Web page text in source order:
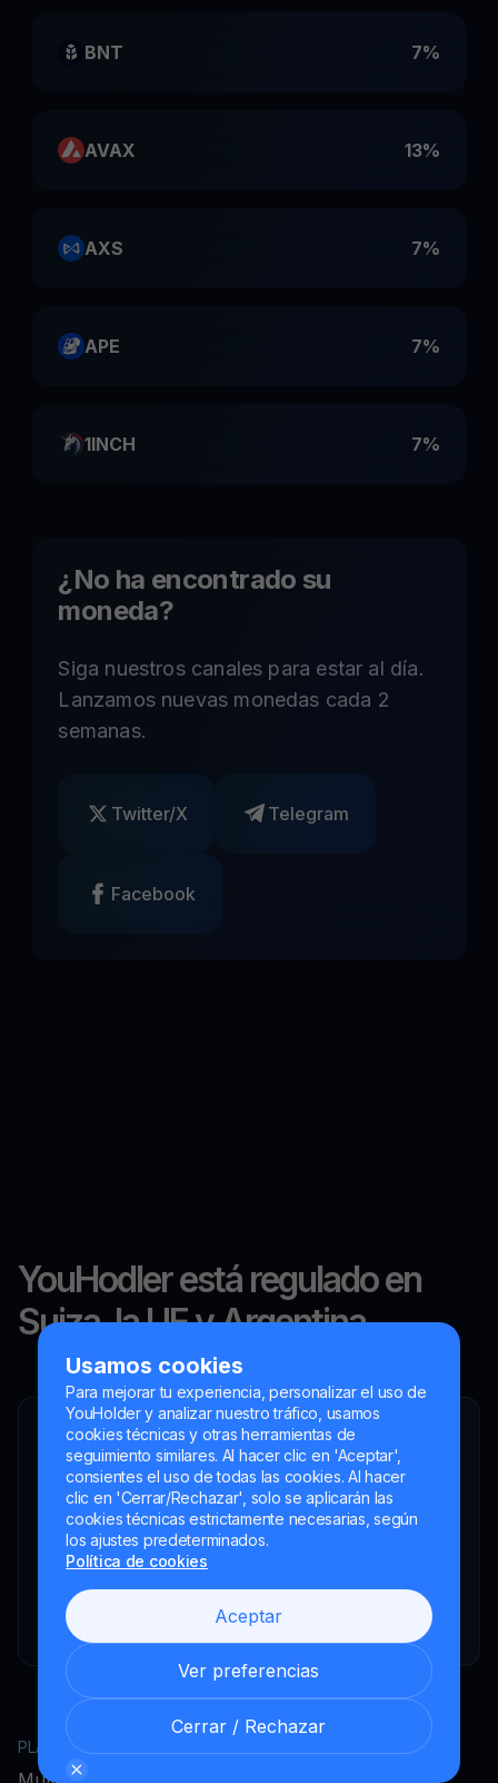
Usamos cookies
Para mejorar tu experiencia, personalizar el uso de
YouHolder y analizar nuestro tráfico, usamos
cookies técnicas y otras herramientas de
seguimiento similares. Al hacer clic en 'Aceptar',
consientes el uso de todas las cookies. Al hacer
clic en 'Cerrar/Rechazar', solo se aplicarán las
cookies técnicas estrictamente necesarias, según
los ajustes predeterminados.
Política de cookies
Aceptar
Ver preferencias
Cerrar / Rechazar
BNT 7%
AVAX 13%
AXS 7%
APE 7%
1INCH 7%
¿No ha encontrado su
moneda?
Siga nuestros canales para estar al día.
Lanzamos nuevas monedas cada 2
semanas.
Twitter/X Telegram
Facebook
YouHodler está regulado en
Suiza, la UE y Argentina.
YouHodler SA
Intermediario financiero registrado
YouHodler Italy S.R.L.
Registered as a VASP with the OAM
YouHodler SA
Registrada como VASP en el Banco de España
Registered as a VASP with the CNV.
PLATAFORMA